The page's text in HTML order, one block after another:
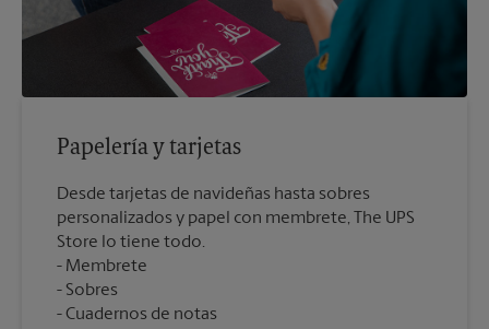
Papelería y tarjetas
Desde tarjetas de navideñas hasta sobres
personalizados y papel con membrete, The UPS
Store lo tiene todo.
Membrete
Sobres
Cuadernos de notas